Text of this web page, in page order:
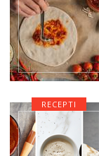
RECEPTI